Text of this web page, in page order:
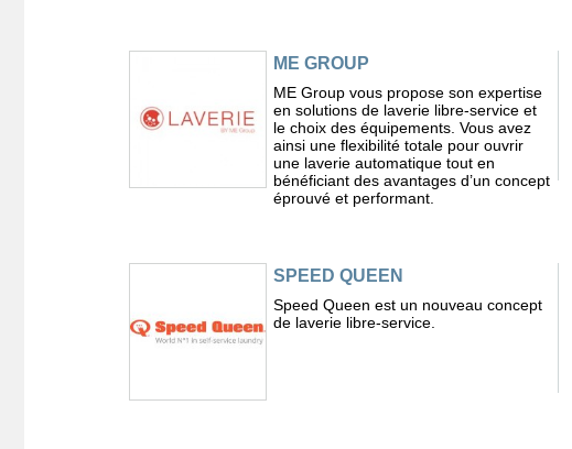
ME GROUP
ME Group vous propose son expertise
en solutions de laverie libre-service et
le choix des équipements. Vous avez
ainsi une flexibilité totale pour ouvrir
une laverie automatique tout en
bénéficiant des avantages d’un concept
éprouvé et performant.
SPEED QUEEN
Speed Queen est un nouveau concept
de laverie libre-service.